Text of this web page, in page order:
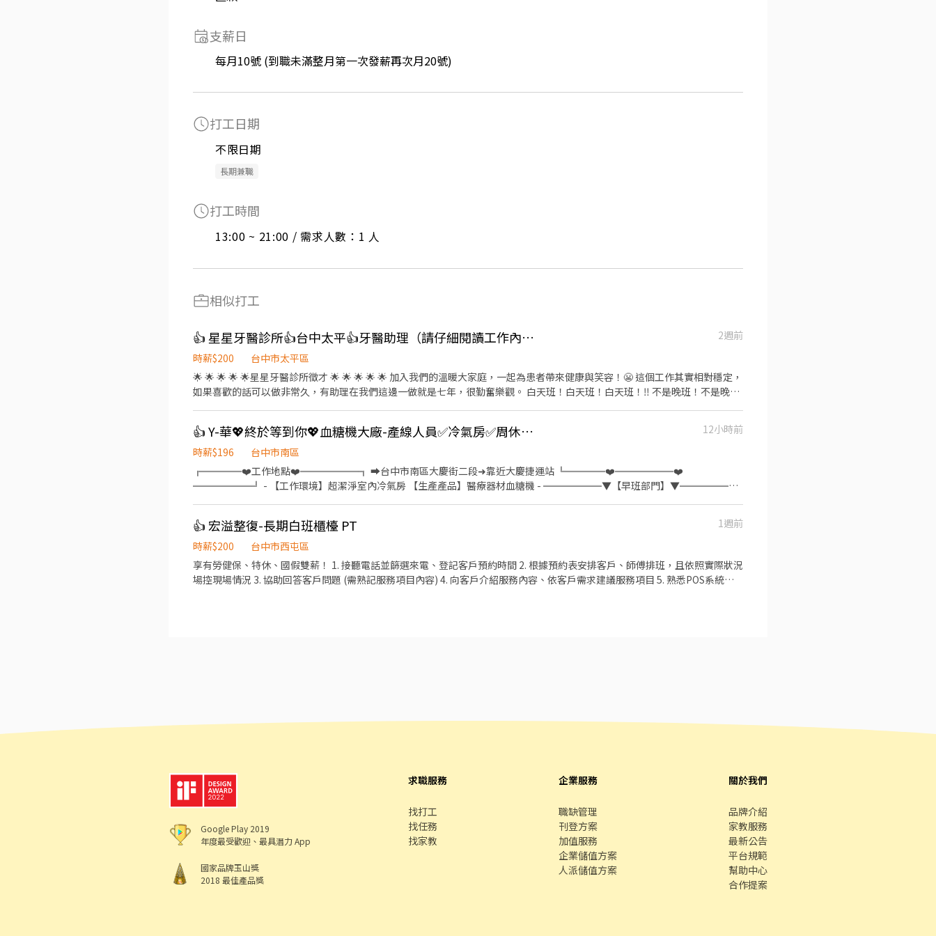
支薪日
每月10號 (到職未滿整月第一次發薪再次月20號)
打工日期
不限日期
長期兼職
打工時間
13:00 ~ 21:00 / 需求人數：1 人
相似打工
👍 星星牙醫診所👍台中太平👍牙醫助理（請仔細閱讀工作內容再應徵！）
2週前
時薪$200
台中市太平區
🌟 🌟 🌟 🌟 🌟星星牙醫診所徵才 🌟 🌟 🌟 🌟 🌟 加入我們的溫暖大家庭，一起為患者帶來健康與笑容！😬 這個工作其實相對穩定，
如果喜歡的話可以做非常久，有助理在我們這邊一做就是七年，很勤奮樂觀。 白天班！白天班！白天班！‼️ 不是晚班！不是晚
經驗可，提供培訓）（正式職位） 工作內容：清潔、跟診、消毒，協助醫師完成看診任務。讚喔😬 上班時間： （每週安排下週
班表，每月安排請假日期。）（短期勿應徵。） 星期一到星期五 08:30～12:00 14:00～17:30 18:00～21:30 星期六 08:30～12:00
（星期一到星期五都要上班，只有假日上班的人員請勿應徵。） 上班時間不是讓你挑早上、下午或者是晚上，而是需要輪班！比
如說早上跟下午，或者是下午跟晚上，這兩種輪班的方式。 我們難得釋出助理職缺，請來參觀看看喔，詳細情況請搜尋Facbook
https://www.facebook.com/JacquesCYC/ 也可以訂閱我們的YouTube 歡迎訂閱YouTube喔❤️ 矯正篇
https://youtu.be/RALGnNjN3NE 植牙篇 https://youtu.be/_3MDTSqMyhg
👍 Y-華💖終於等到你💖血糖機大廠-產線人員✅冷氣房✅周休六日
12小時前
時薪$196
台中市南區
╔════❤️工作地點❤️══════╗ ➡️台中市南區大慶街二段➜靠近大慶捷運站 ╚════❤️══════❤️
══════╝ - 【工作環境】超潔淨室內冷氣房 【生產產品】醫療器材血糖機 - ══════▼【早班部門】▼══════
35100元起 ➡️配合加班約37K~42K - 【工作內容】 ✅塑膠射出：射出相關機台操作、報表填寫、準備物料 - ▂▂▂║職缺重點
║▂▂▂ ✅【休假制度】周休六日.見紅休 ✅【安心就業】享有勞保.健保.團保.特休.勞退 ✅【固定班】不用怕輪班 ✅【三節禮金】
端午.中秋.生日 ✅【介紹獎金】介紹朋友~有獎金600塊 ✅【餐費】吃飯只要20塊 - ❤️請先按 【 我 要 應 徵 】 投遞履歷➡快速接洽
面試 - ╔~~♥~~♥~~⭐️【 應徵方式 】⭐️~~♥~~♥~~╗ ↓↓找嘉嘉 工作攏低嘉↓↓ ☎️連絡電話:0933670253 ☎️加賴詢
問:@927wcdri 陳嘉嘉 ➡️火速找嘉嘉 https://lin.ee/Y30dLdb ╚~~♥~~♥~~⭐️【 快速找工作 】⭐️~~♥~~♥~~╝
👍 宏溢整復-長期白班櫃檯 PT
1週前
時薪$200
台中市西屯區
享有勞健保、特休、國假雙薪！ 1. 接聽電話並篩選來電、登記客戶預約時間 2. 根據預約表安排客戶、師傅排班，且依照實際狀況
場控現場情況 3. 協助回答客戶問題 (需熟記服務項目內容) 4. 向客戶介紹服務內容、依客戶需求建議服務項目 5. 熟悉POS系統結
求職服務
找打工
找任務
找家教
企業服務
職缺管理
刊登方案
加值服務
企業儲值方案
人派儲值方案
關於我們
品牌介紹
家教服務
最新公告
平台規範
幫助中心
合作提案
Google Play 2019
年度最受歡迎、最具潛力 App
國家品牌玉山獎
2018 最佳產品獎